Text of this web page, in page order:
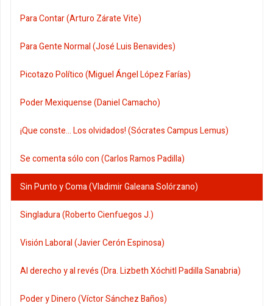
Para Contar (Arturo Zárate Vite)
Para Gente Normal (José Luis Benavides)
Picotazo Político (Miguel Ángel López Farías)
Poder Mexiquense (Daniel Camacho)
¡Que conste... Los olvidados! (Sócrates Campus Lemus)
Se comenta sólo con (Carlos Ramos Padilla)
Sin Punto y Coma (Vladimir Galeana Solórzano)
Singladura (Roberto Cienfuegos J.)
Visión Laboral (Javier Cerón Espinosa)
Al derecho y al revés (Dra. Lizbeth Xóchitl Padilla Sanabria)
Poder y Dinero (Víctor Sánchez Baños)